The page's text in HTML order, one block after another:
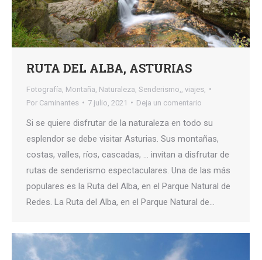
RUTA DEL ALBA, ASTURIAS
Fotografía Montaña Naturaleza Senderismo,
viajes,
Por Caminantes 7 julio, 2021 Deja un comentario
Si se quiere disfrutar de la naturaleza en todo su
esplendor se debe visitar Asturias. Sus montañas,
costas, valles, ríos, cascadas, … invitan a disfrutar de
rutas de senderismo espectaculares. Una de las más
populares es la Ruta del Alba, en el Parque Natural de
Redes. La Ruta del Alba, en el Parque Natural de…